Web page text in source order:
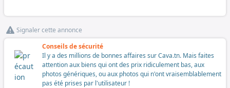
Signaler cette annonce
Conseils de sécurité
Il y a des millions de bonnes affaires sur Cava.tn. Mais faites
attention aux biens qui ont des prix ridiculement bas, aux
photos génériques, ou aux photos qui n'ont vraisemblablement
pas été prises par l'utilisateur !